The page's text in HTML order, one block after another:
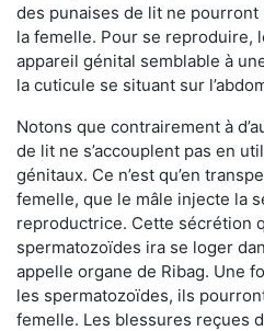
des punaises de lit ne
la femelle. Pour se reproduire,
appareil génital semblable à
la cuticule se situant sur
Notons que contrairement à
de lit ne s’accouplent pas en
génitaux. Ce n’est qu’en
femelle, que le mâle injecte la
reproductrice. Cette sécrétion
spermatozoïdes ira se loger
appelle organe de Ribag. Une
les spermatozoïdes, ils
femelle. Les blessures reçues